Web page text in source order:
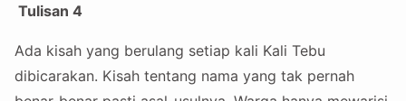
Tulisan 4
Ada kisah yang berulang setiap kali Kali Tebu
dibicarakan. Kisah tentang nama yang tak pernah